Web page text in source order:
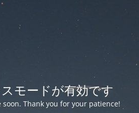
モードが有効です
Thank you for your patience!